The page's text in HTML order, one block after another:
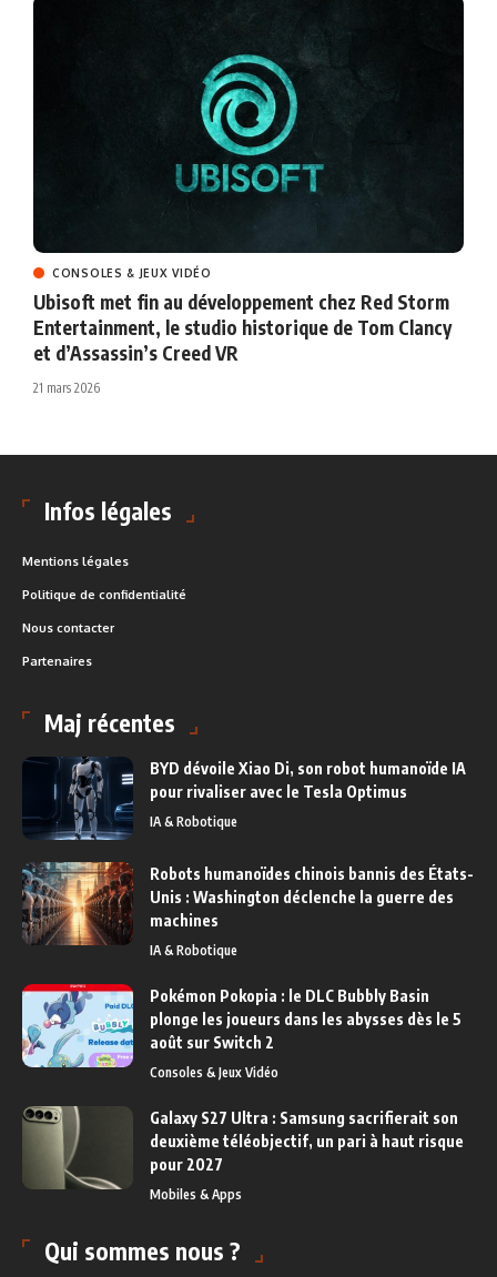
CONSOLES & JEUX VIDÉO
Ubisoft met fin au développement chez Red Storm
Entertainment, le studio historique de Tom Clancy
et d’Assassin’s Creed VR
21 mars 2026
Infos légales
Mentions légales
Politique de confidentialité
Nous contacter
Partenaires
Maj récentes
BYD dévoile Xiao Di, son robot humanoïde IA
pour rivaliser avec le Tesla Optimus
IA & Robotique
Robots humanoïdes chinois bannis des États-
Unis : Washington déclenche la guerre des
machines
IA & Robotique
Pokémon Pokopia : le DLC Bubbly Basin
plonge les joueurs dans les abysses dès le 5
août sur Switch 2
Consoles & Jeux Vidéo
Galaxy S27 Ultra : Samsung sacrifierait son
deuxième téléobjectif, un pari à haut risque
pour 2027
Mobiles & Apps
Qui sommes nous ?